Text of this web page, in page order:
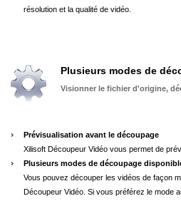
résolution et la qualité de vidéo.
Plusieurs modes de
Visionner le fichier d'origine,
Prévisualisation avant le découpage
Xilisoft Découpeur Vidéo vous permet de
Plusieurs modes de découpage
Vous pouvez découper les vidéos de façon
Découpeur Vidéo. Si vous préférez le mode